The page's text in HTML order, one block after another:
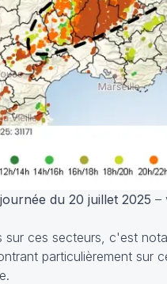
du 20 juillet 2025 –
ces secteurs, c'est
particulièrement sur